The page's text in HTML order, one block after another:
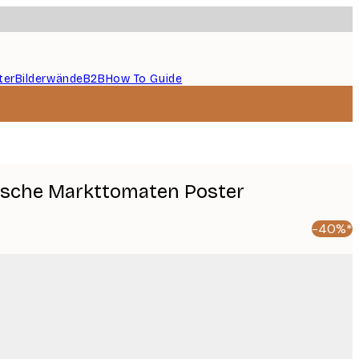
BilderwändeB2BHow To Guide
Markttomaten Poster
-40%*